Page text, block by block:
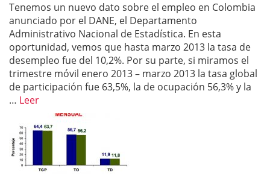
Tenemos un nuevo dato sobre el empleo en Colombia
anunciado por el DANE, el Departamento
Administrativo Nacional de Estadística. En esta
oportunidad, vemos que hasta marzo 2013 la tasa de
desempleo fue del 10,2%. Por su parte, si miramos el
trimestre móvil enero 2013 – marzo 2013 la tasa global
de participación fue 63,5%, la de ocupación 56,3% y la
… Leer